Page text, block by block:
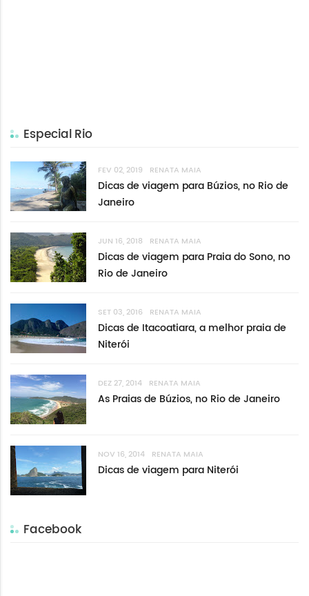
Especial Rio
FEV 02, 2019 RENATA MAIA
Dicas de viagem para Búzios, no Rio de
Janeiro
JUN 16, 2018 RENATA MAIA
Dicas de viagem para Praia do Sono, no
Rio de Janeiro
SET 03, 2016 RENATA MAIA
Dicas de Itacoatiara, a melhor praia de
Niterói
DEZ 27, 2014 RENATA MAIA
As Praias de Búzios, no Rio de Janeiro
NOV 16, 2014 RENATA MAIA
Dicas de viagem para Niterói
Facebook